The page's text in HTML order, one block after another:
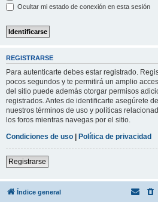
Ocultar mi estado de conexión en esta sesión
REGISTRARSE
Para autenticarte debes estar registrado.
pocos segundos y te permitirá un amplio
del sitio puede además otorgar permisos
registrados. Antes de identificarte asegúrete
nuestros términos de uso y políticas
los foros mientras navegas por el sitio.
Condiciones de uso | Política de privacidad
Registrarse
Índice general